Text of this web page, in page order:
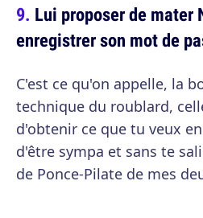
Lui proposer de
enregistrer son mot de
C'est ce qu'on appelle, la
technique du roublard,
d'obtenir ce que tu veux
d'être sympa et sans te
de Ponce-Pilate de mes